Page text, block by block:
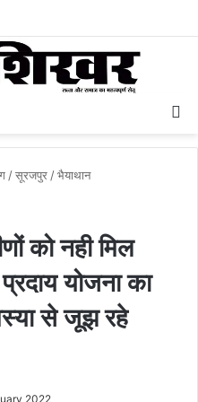
/सूरजपुर/भैयाथान
को नही मिल
योजना का
से जूझ रहे
2022